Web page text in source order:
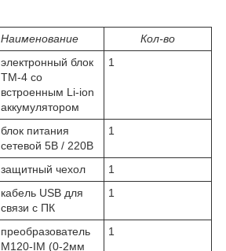
Наименование
Кол-во
электронный блок
ТМ-4 со
встроенным Li-ion
аккумулятором
1
блок питания
сетевой 5В / 220В
1
защитный чехол
1
кабель USB для
связи с ПК
1
преобразователь
М120-IM (0-2мм
1